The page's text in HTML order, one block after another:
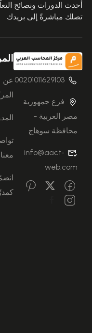
أحدث الدورات ونصائح
تصلك مباشرةً إلى بريدك
00201011629103
فرع جمهورية
مصر العربية -
محافظة سوهاج
info@aact-
web.com
عن
معنا